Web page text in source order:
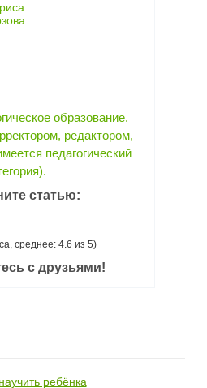
образование.
редактором,
педагогический
статью:
среднее: 4.6 из 5)
с друзьями!